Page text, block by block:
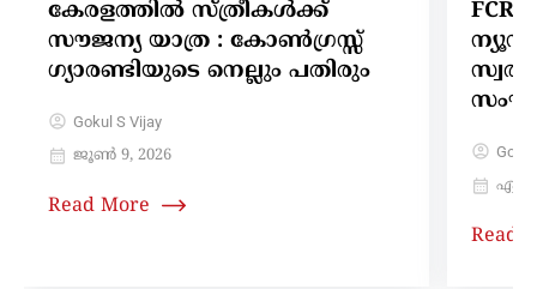
കേരളത്തിൽ സ്ത്രീകൾക്ക്
സൗജന്യ യാത്ര : കോൺഗ്രസ്സ്
ഗ്യാരണ്ടിയുടെ നെല്ലും പതിരും
Gokul S Vijay
ജൂൺ 9, 2026
Read More
Read